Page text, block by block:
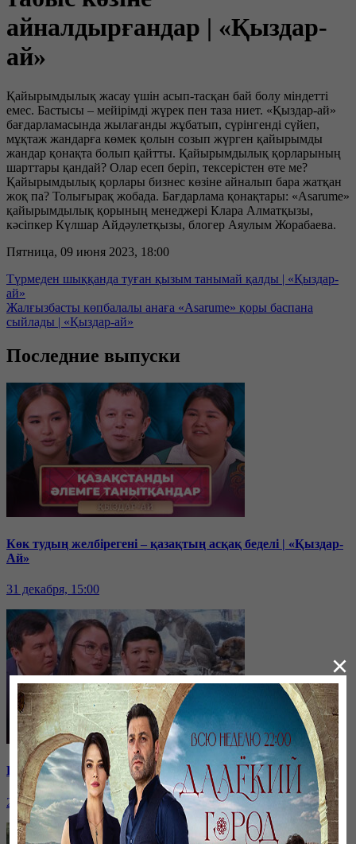
айналдырғандар | «Қыздар-
ай»
Қайырымдылық жасау үшін асып-тасқан бай болу міндетті
емес. Бастысы – мейірімді жүрек пен таза ниет. «Қыздар-ай»
бағдарламасында жылағанды жұбатып, сүрінгенді сүйеп,
мұқтаж жандарға көмек қолын созып жүрген қайырымды
жандар қонақта болып қайтты. Қайырымдылық қорларының
шарттары қандай? Олар есеп беріп, тексерістен өте ме?
Қайырымдылық қорлары бизнес көзіне айналып бара жатқан
жоқ па? Толығырақ жобада. Бағдарлама қонақтары: «Asarume»
қайырымдылық қорының менеджері Клара Алматқызы,
кәсіпкер Күлшар Айдәулетқызы, блогер Аяулым Жорабаева.
Пятница, 09 июня 2023, 18:00
Түрмеден шыққанда туған қызым танымай қалды | «Қыздар-
ай»
Жалғызбасты көпбалалы анаға «Asarume» қоры баспана
сыйлады | «Қыздар-ай»
Последние выпуски
Көк тудың желбірегені – қазақтың асқақ беделі | «Қыздар-
Ай»
31 декабря, 15:00
Қайырымдылық – қадірлі іс | «Қыздар-Ай»
20 декабря, 17:00
×